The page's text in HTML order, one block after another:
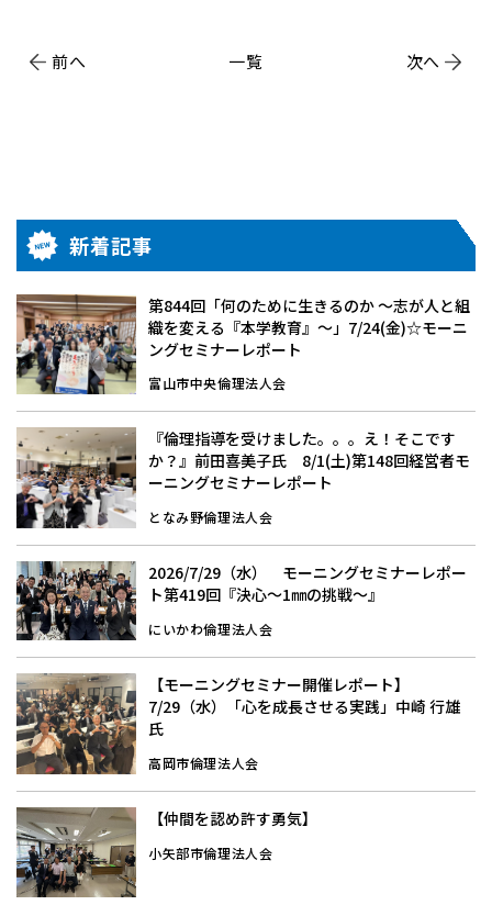
前へ 一覧 次へ
新着記事
第844回「何のために生きるのか 〜志が人と組
織を変える『本学教育』〜」7/24(金)☆モーニ
ングセミナーレポート
富山市中央倫理法人会
『倫理指導を受けました。。。え！そこです
か？』前田喜美子氏 8/1(土)第148回経営者モ
ーニングセミナーレポート
となみ野倫理法人会
2026/7/29（水） モーニングセミナーレポー
ト第419回『決心～1㎜の挑戦～』
にいかわ倫理法人会
【モーニングセミナー開催レポート】
7/29（水）「心を成長させる実践」中崎 行雄
氏
高岡市倫理法人会
【仲間を認め許す勇気】
小矢部市倫理法人会